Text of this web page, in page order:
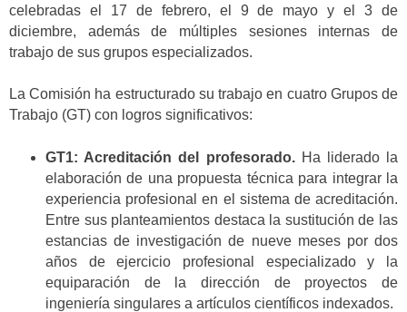
celebradas el 17 de febrero, el 9 de mayo y el 3 de
diciembre, además de múltiples sesiones internas de
trabajo de sus grupos especializados.
La Comisión ha estructurado su trabajo en cuatro Grupos de
Trabajo (GT) con logros significativos:
GT1: Acreditación del profesorado.Ha liderado la
elaboración de una propuesta técnica para integrar la
experiencia profesional en el sistema de acreditación.
Entre sus planteamientos destaca la sustitución de las
estancias de investigación de nueve meses por dos
años de ejercicio profesional especializado y la
equiparación de la dirección de proyectos de
ingeniería singulares a artículos científicos indexados.